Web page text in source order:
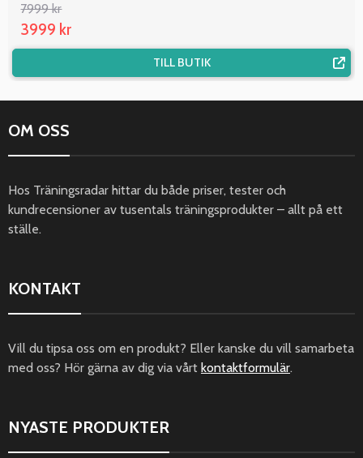
7999 kr
3999 kr
TILL BUTIK
OM OSS
Hos Träningsradar hittar du både priser, tester och
kundrecensioner av tusentals träningsprodukter – allt på ett
ställe.
KONTAKT
Vill du tipsa oss om en produkt? Eller kanske du vill samarbeta
med oss? Hör gärna av dig via vårt kontaktformulär.
NYASTE PRODUKTER